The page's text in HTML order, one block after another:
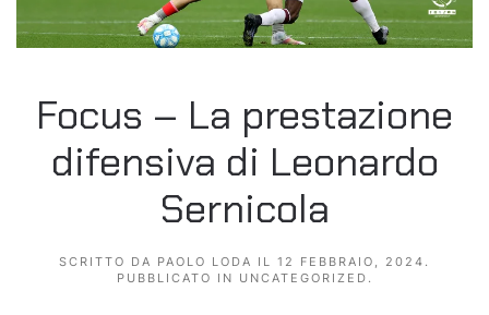
Focus – La prestazione
difensiva di Leonardo
Sernicola
SCRITTO DA PAOLO LODA IL 12 FEBBRAIO, 2024 .
PUBBLICATO IN UNCATEGORIZED .